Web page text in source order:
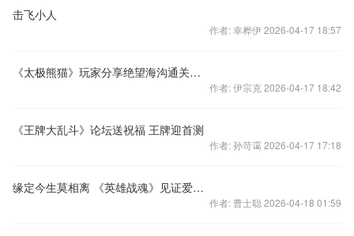
击飞小人
作者: 幸桦伊 2026-04-17 18:57
《太极熊猫》玩家分享绝望海沟通关解析
作者: 伊宗克 2026-04-17 18:42
《王牌大乱斗》论坛送祝福 王牌迎首测
作者: 孙苛霭 2026-04-17 17:18
缘定今生莫相离 《英雄战魂》见证爱的誓言
作者: 曹士聪 2026-04-18 01:59